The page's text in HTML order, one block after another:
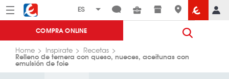
Menú Eroski
COMPRA ONLINE
Home Inspirate Recetas
Relleno de ternera con queso, nueces, aceitunas con
emulsión de foie